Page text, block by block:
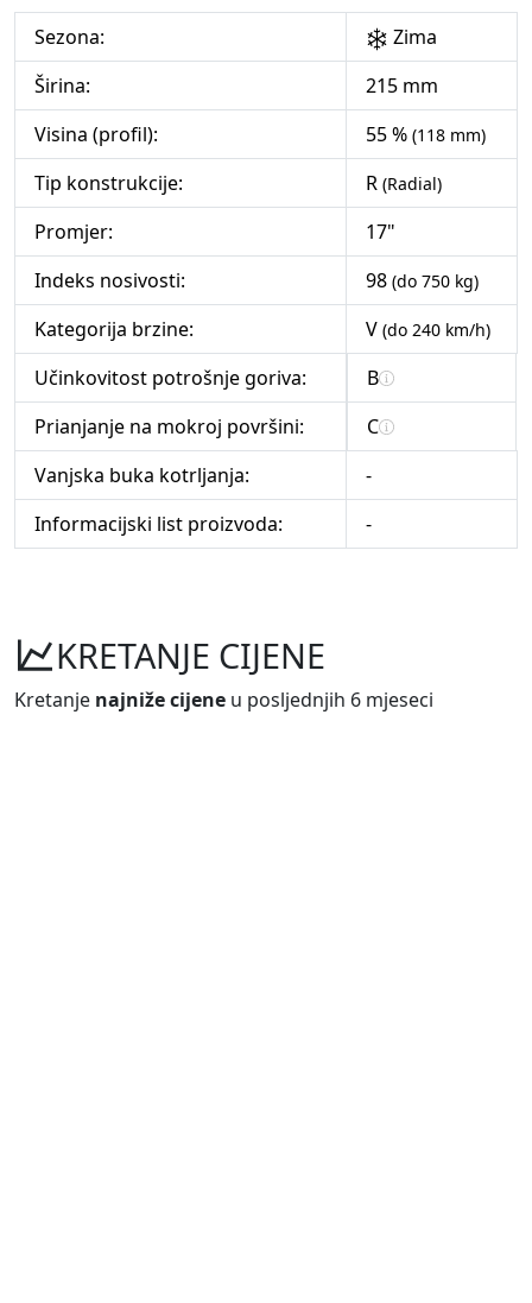
Sezona:
Zima
Širina:
215 mm
Visina (profil):
55 % (118 mm)
Tip konstrukcije: R (Radial)
Promjer:
17"
Indeks nosivosti:
98 (do 750 kg)
Kategorija brzine: V (do 240 km/h)
Učinkovitost potrošnje goriva:
B
Prianjanje na mokroj površini:
C
Vanjska buka kotrljanja:
-
Informacijski list proizvoda:
-
KRETANJE CIJENE
Kretanje najniže cijene u posljednjih 6 mjeseci